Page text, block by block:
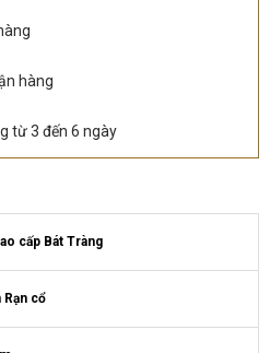
hàng
từ 3 đến 6 ngày
cấp Bát Tràng
Rạn cổ